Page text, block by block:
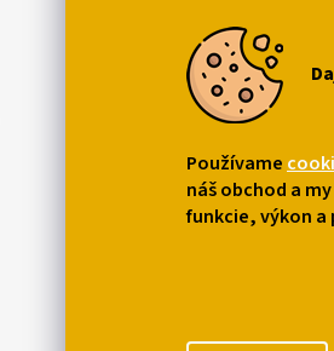
Používame
náš obchod a
funkcie, výkon
Diskusia
Podrobný popis
Dlhý behúň na stôl s
každodenné stolovanie.
Materiál: polyester